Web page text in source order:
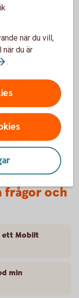
in eller
en
till
frågor och
ett Mobilt
min
när du vill,
du är
.